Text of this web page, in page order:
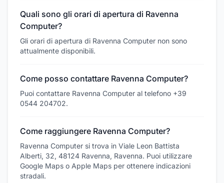
Quali sono gli orari di apertura di Ravenna
Computer?
Gli orari di apertura di Ravenna Computer non sono
attualmente disponibili.
Come posso contattare Ravenna Computer?
Puoi contattare Ravenna Computer al telefono +39
0544 204702.
Come raggiungere Ravenna Computer?
Ravenna Computer si trova in Viale Leon Battista
Alberti, 32, 48124 Ravenna, Ravenna. Puoi utilizzare
Google Maps o Apple Maps per ottenere indicazioni
stradali.